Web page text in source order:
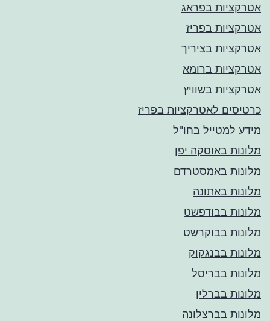
אטרקציות בפראג
אטרקציות בפריז
אטרקציות בציריך
אטרקציות ברומא
אטרקציות בשוויץ
כרטיסים לאטרקציות בפריז
מידע למטייל בחו"ל
מלונות באוסקה יפן
מלונות באמסטרדם
מלונות באתונה
מלונות בבודפשט
מלונות בבוקרשט
מלונות בבנגקוק
מלונות בבריסל
מלונות בברלין
מלונות בברצלונה